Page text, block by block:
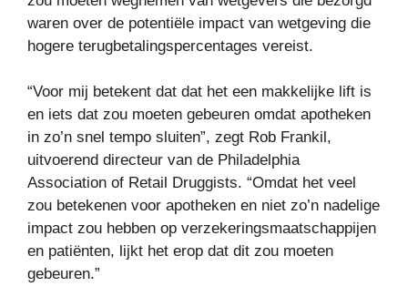
waren over de potentiële impact van wetgeving die
hogere terugbetalingspercentages vereist.
“Voor mij betekent dat dat het een makkelijke lift is
en iets dat zou moeten gebeuren omdat apotheken
in zo’n snel tempo sluiten”, zegt Rob Frankil,
uitvoerend directeur van de Philadelphia
Association of Retail Druggists. “Omdat het veel
zou betekenen voor apotheken en niet zo’n nadelige
impact zou hebben op verzekeringsmaatschappijen
en patiënten, lijkt het erop dat dit zou moeten
gebeuren.”